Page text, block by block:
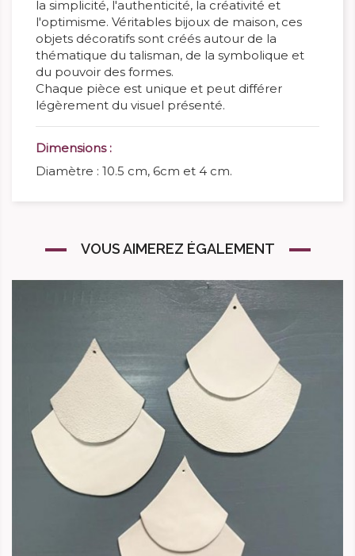
la simplicité, l'authenticité, la créativité et
l'optimisme. Véritables bijoux de maison, ces
objets décoratifs sont créés autour de la
thématique du talisman, de la symbolique et
du pouvoir des formes.
Chaque pièce est unique et peut différer
légèrement du visuel présenté.
Dimensions :
Diamètre : 10.5 cm, 6cm et 4 cm.
VOUS AIMEREZ ÉGALEMENT